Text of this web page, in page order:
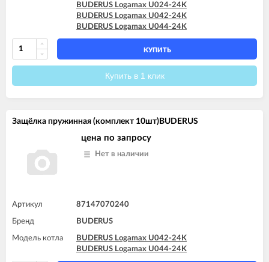
BUDERUS Logamax U024-24K
BUDERUS Logamax U042-24K
BUDERUS Logamax U044-24K
КУПИТЬ
Купить в 1 клик
Защёлка пружинная (комплект 10шт)BUDERUS
цена по запросу
Нет в наличии
Артикул 87147070240
Бренд BUDERUS
Модель котла
BUDERUS Logamax U042-24K
BUDERUS Logamax U044-24K